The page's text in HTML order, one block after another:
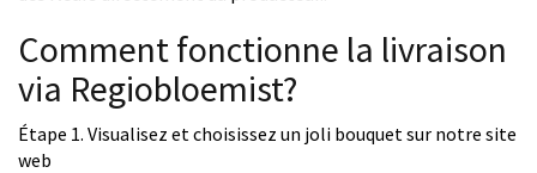
Comment fonctionne la livraison
via Regiobloemist?
Étape 1. Visualisez et choisissez un joli bouquet sur notre site
web